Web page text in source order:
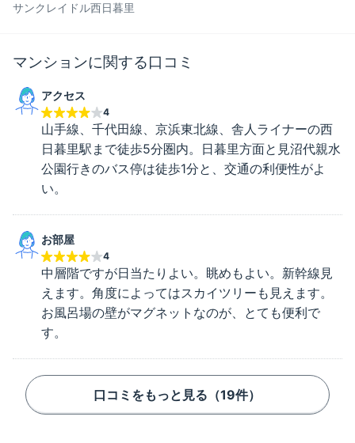
サンクレイドル西日暮里
マンションに関する口コミ
アクセス
4
山手線、千代田線、京浜東北線、舎人ライナーの西
日暮里駅まで徒歩5分圏内。日暮里方面と見沼代親水
公園行きのバス停は徒歩1分と、交通の利便性がよ
い。
お部屋
4
中層階ですが日当たりよい。眺めもよい。新幹線見
えます。角度によってはスカイツリーも見えます。
お風呂場の壁がマグネットなのが、とても便利で
す。
口コミをもっと見る（19件）